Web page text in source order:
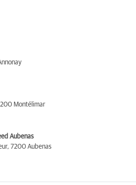
Montélimar
Aubenas
7200 Aubenas